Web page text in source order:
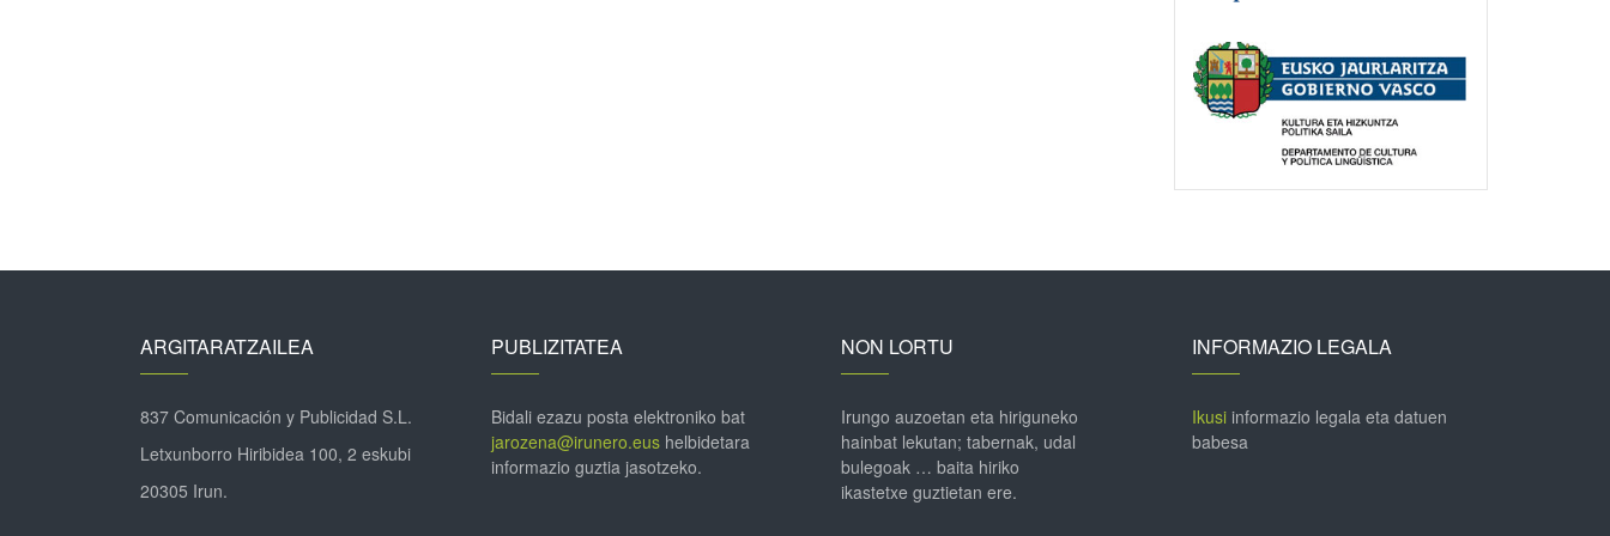
ARGITARATZAILEA
837 Comunicación y Publicidad S.L.
Letxunborro Hiribidea 100, 2 eskubi
20305 Irun.
PUBLIZITATEA
Bidali ezazu posta elektroniko bat
jarozena@irunero.eushelbidetara
informazio guztia jasotzeko.
NON LORTU
Irungo auzoetan eta hiriguneko
hainbat lekutan; tabernak, udal
bulegoak … baita hiriko
ikastetxe guztietan ere.
INFORMAZIO LEGALA
Ikusiinformazio legala eta datuen
babesa